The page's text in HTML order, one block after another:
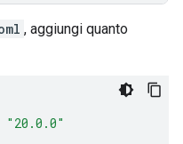
, aggiungi quanto
"20.0.0"